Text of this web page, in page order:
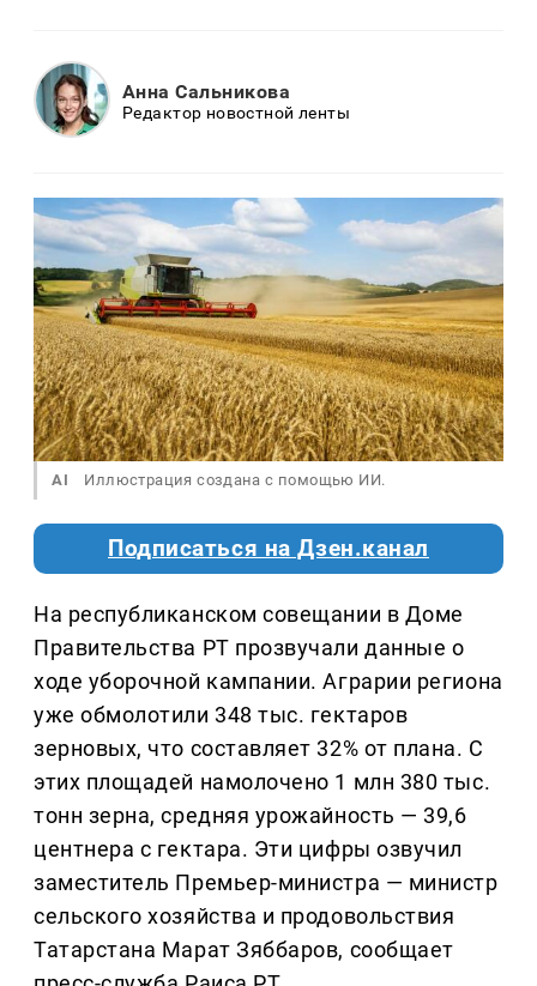
Анна Сальникова
Редактор новостной ленты
AI Иллюстрация создана с помощью ИИ.
Подписаться на Дзен.канал
На республиканском совещании в Доме
Правительства РТ прозвучали данные о
ходе уборочной кампании. Аграрии региона
уже обмолотили 348 тыс. гектаров
зерновых, что составляет 32% от плана. С
этих площадей намолочено 1 млн 380 тыс.
тонн зерна, средняя урожайность — 39,6
центнера с гектара. Эти цифры озвучил
заместитель Премьер-министра — министр
сельского хозяйства и продовольствия
Татарстана Марат Зяббаров, сообщает